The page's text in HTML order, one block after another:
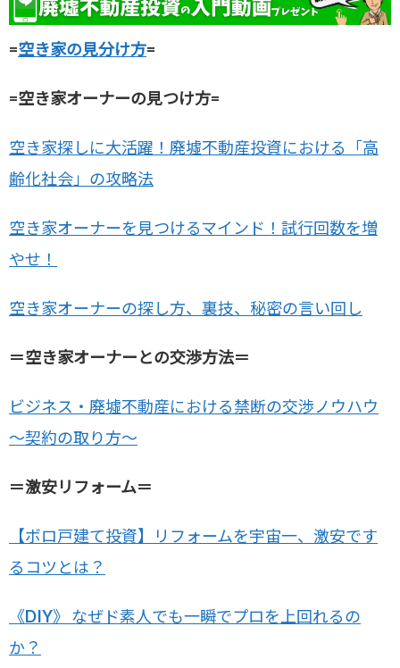
=空き家の見分け方=
=空き家オーナーの見つけ方=
空き家探しに大活躍！廃墟不動産投資における「高
齢化社会」の攻略法
空き家オーナーを見つけるマインド！試行回数を増
やせ！
空き家オーナーの探し方、裏技、秘密の言い回し
＝空き家オーナーとの交渉方法＝
ビジネス・廃墟不動産における禁断の交渉ノウハウ
～契約の取り方～
＝激安リフォーム＝
【ボロ戸建て投資】リフォームを宇宙一、激安です
るコツとは？
《DIY》 なぜド素人でも一瞬でプロを上回れるの
か？